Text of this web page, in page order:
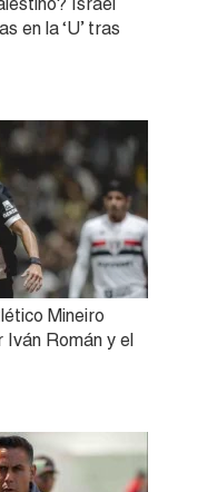
en la ‘U’ tras
Mineiro
Iván Román y el